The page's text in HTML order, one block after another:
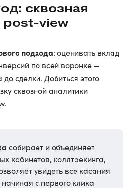
сквозная
post-view
подхода: оценивать вклад
по всей воронке —
сделки. Добиться этого
сквозной аналитики
собирает и объединяет
кабинетов, коллтрекинга,
увидеть все касания
с первого клика